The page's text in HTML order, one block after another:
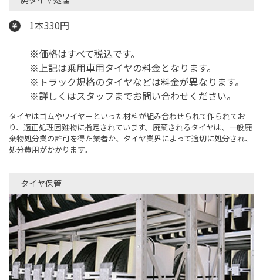
1本330円
※価格はすべて税込です。
※上記は乗用車用タイヤの料金となります。
※トラック規格のタイヤなどは料金が異なります。
※詳しくはスタッフまでお問い合わせください。
タイヤはゴムやワイヤーといった材料が組み合わせられて作られてお
り、適正処理困難物に指定されています。廃棄されるタイヤは、一般廃
棄物処分業の許可を得た業者か、タイヤ業界によって適切に処分され、
処分費用がかかります。
タイヤ保管